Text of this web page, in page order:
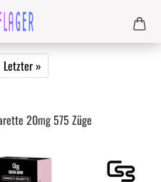
Letzter »
20mg 575 Züge